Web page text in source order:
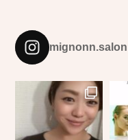
mignonn.salon